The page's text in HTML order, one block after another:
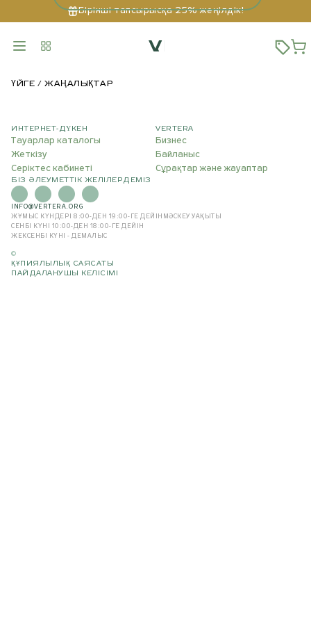
Бірінші тапсырысқа 25% жеңілдік!
ҮЙГЕ ЖАҢАЛЫҚТАР
ИНТЕРНЕТ-ДҮКЕН
Тауарлар каталогы
Жеткізу
Серіктес кабинеті
VERTERA
Бизнес
Байланыс
Сұрақтар және жауаптар
БІЗ ӘЛЕУМЕТТІК ЖЕЛІЛЕРДЕМІЗ
INFO@VERTERA.ORG
ЖҰМЫС КҮНДЕРІ 8:00-ДЕН 19:00-ГЕ ДЕЙІН МӘСКЕУ УАҚЫТЫ
СЕНБІ КҮНІ 10:00-ДЕН 18:00-ГЕ ДЕЙІН
ЖЕКСЕНБІ КҮНІ - ДЕМАЛЫС
©
ҚҰПИЯЛЫЛЫҚ САЯСАТЫ
ПАЙДАЛАНУШЫ КЕЛІСІМІ